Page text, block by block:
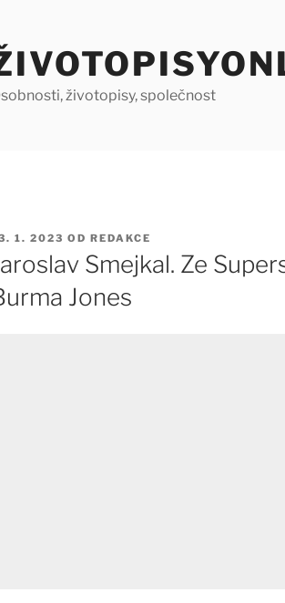
životopisy, společnost
1. 2023 OD REDAKCE
Smejkal. Ze
Jones